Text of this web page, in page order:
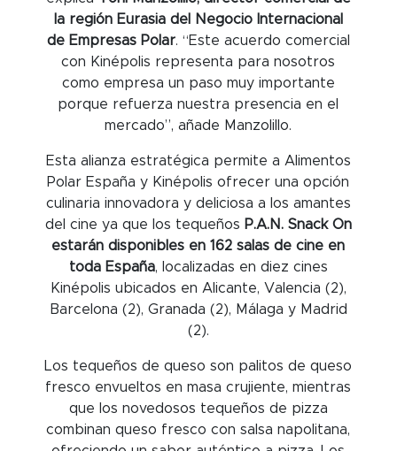
la región Eurasia del Negocio Internacional
de Empresas Polar. “Este acuerdo comercial
con Kinépolis representa para nosotros
como empresa un paso muy importante
porque refuerza nuestra presencia en el
mercado”, añade Manzolillo.
Esta alianza estratégica permite a Alimentos
Polar España y Kinépolis ofrecer una opción
culinaria innovadora y deliciosa a los amantes
del cine ya que los tequeños P.A.N. Snack On
estarán disponibles en 162 salas de cine en
toda España, localizadas en diez cines
Kinépolis ubicados en Alicante, Valencia (2),
Barcelona (2), Granada (2), Málaga y Madrid
(2).
Los tequeños de queso son palitos de queso
fresco envueltos en masa crujiente, mientras
que los novedosos tequeños de pizza
combinan queso fresco con salsa napolitana,